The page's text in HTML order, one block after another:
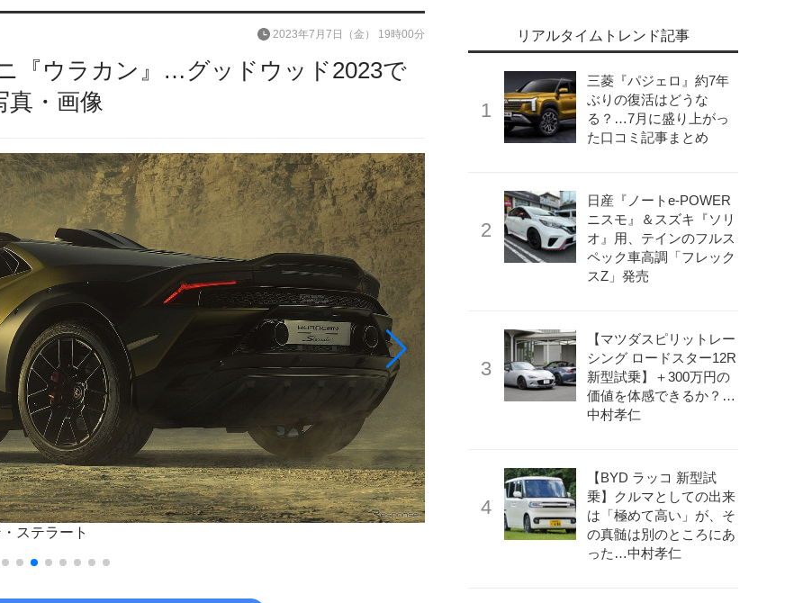
『ウラカン』…グッドウッド2023で
真・画像
2023年7月7日（金） 19時00分
ステラート
リアルタイムトレンド記事
三菱『パジェロ』約7年
ぶりの復活はどうな
る？…7月に盛り上がっ
た口コミ記事まとめ
日産『ノートe-POWER
ニスモ』＆スズキ『ソリ
オ』用、テインのフルス
ペック車高調「フレック
スZ」発売
【マツダスピリットレー
シング ロードスター12R
新型試乗】＋300万円の
価値を体感できるか？…
中村孝仁
【BYD ラッコ 新型試
乗】クルマとしての出来
は「極めて高い」が、そ
の真髄は別のところにあ
った…中村孝仁